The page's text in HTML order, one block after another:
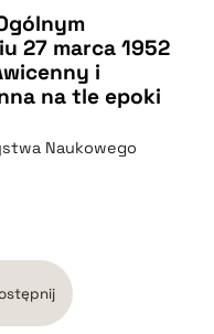
27 marca 1952
i
na tle epoki
Naukowego